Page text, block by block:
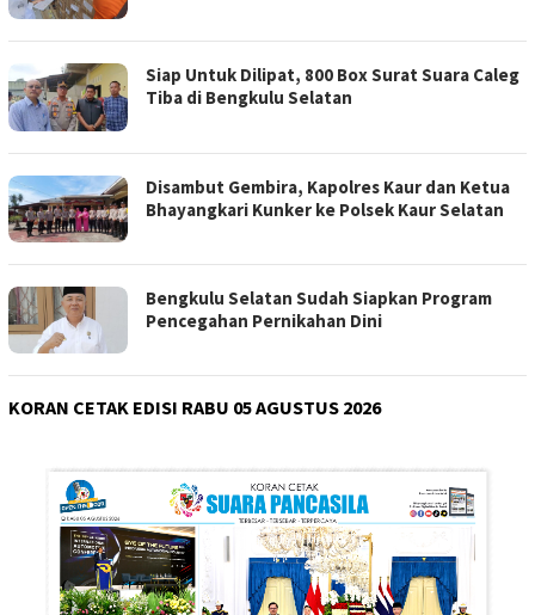
Siap Untuk Dilipat, 800 Box Surat Suara Caleg
Tiba di Bengkulu Selatan
Disambut Gembira, Kapolres Kaur dan Ketua
Bhayangkari Kunker ke Polsek Kaur Selatan
Bengkulu Selatan Sudah Siapkan Program
Pencegahan Pernikahan Dini
KORAN CETAK EDISI RABU 05 AGUSTUS 2026